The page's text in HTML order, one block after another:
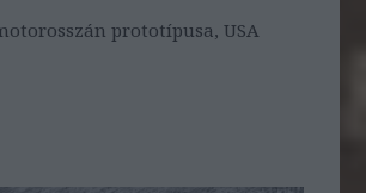
prototípusa, USA